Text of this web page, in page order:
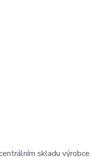
skladu výrobce.